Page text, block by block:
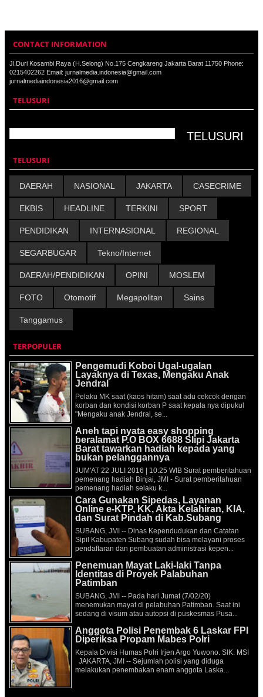
CONTACT INFORMATION
Jl.Duri Kosambi Raya (H.Selong) No.175 Cengkareng Jakarta Barat 11750 Phone:
0215402262 Email: jurnalmedia.indonesia@gmail.com
jurnalmediaindonesia2016@gmail.com
TELUSURI
TELUSURI
DAERAH NASIONAL JAKARTA CASECRIME
EKBIS HEADLINE TERKINI SPORT
PENDIDIKAN INTERNASIONAL REGIONAL
SEGARBUGAR Tekno/Internet
DAERAH/PENDIDIKAN OPINI MOSLEM
FOTO Otomotif Megapolitan Sains
Tanggamus
TERPOPULER
Pengemudi Koboi Ugal-ugalan
Layaknya di Texas, Mengaku Anak
Jendral
Pelaku MK saat (kaos hitam) saat adu cekcok dengan
korban dan kondisi korban P saat kepala nya dipukul
"Mengaku anak Jendral, se...
Aneh tapi nyata easy shopping
beralamat P.O BOX 6688 Slipi Jakarta
Barat tawarkan hadiah kepada yang
bukan pelanggannya
JUM'AT 22 JULI 2016 | 10:25 WIB Surat pemberitahuan
pemenang hadiah Binjai, JMI - Surat pemberitahuan
pemenang hadiah selaku k...
Cara Gunakan Sipedas, Layanan
Online e-KTP, KK, Akta Kelahiran, KIA,
dan Surat Pindah di Kab.Subang
SUBANG, JMI -- Dinas Kependudukan dan Catatan
Sipil Kabupaten Subang sudah bisa melayani proses
pendaftaran dan pembuatan administrasi kepen...
Penemuan Mayat Laki-laki Tanpa
Identitas di Proyek Palabuhan
Patimban
SUBANG, JMI -- Pada hari Jumat (7/02/20)
menemukan mayat di pelabuhan Patimban. Saat ini
sedang di visum atau autopsi di puskesmas Pusa...
Anggota Polisi Penembak 6 Laskar FPI
Diperiksa Propam Mabes Polri
Kepala Divisi Humas Polri Irjen Argo Yuwono. SIK. MSI
JAKARTA, JMI -- Sejumlah polisi yang diduga
melakukan penembakan enam anggota Laska...